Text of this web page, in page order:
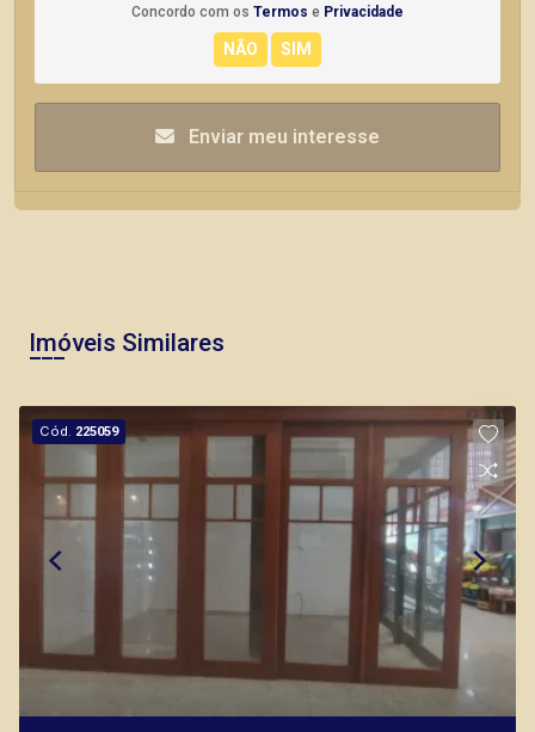
Concordo com os Termos e Privacidade
Enviar meu interesse
Imóveis Similares
Cód. 225059